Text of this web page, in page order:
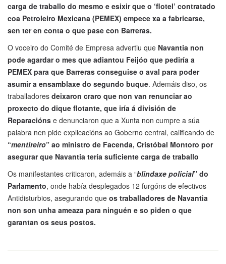
carga de traballo do mesmo e esixir que o ‘flotel’ contratado
coa Petroleiro Mexicana (PEMEX) empece xa a fabricarse,
sen ter en conta o que pase con Barreras.
O voceiro do Comité de Empresa advertiu que Navantia non
pode agardar o mes que adiantou Feijóo que pediría a
PEMEX para que Barreras conseguise o aval para poder
asumir a ensamblaxe do segundo buque. Ademáis diso, os
traballadores deixaron craro que non van renunciar ao
proxecto do dique flotante, que iría á división de
Reparacións e denunciaron que a Xunta non cumpre a súa
palabra nen pide explicacións ao Goberno central, calificando de
“mentireiro” ao ministro de Facenda, Cristóbal Montoro por
asegurar que Navantia tería suficiente carga de traballo
Os manifestantes criticaron, ademáis a “blindaxe policial” do
Parlamento, onde había desplegados 12 furgóns de efectivos
Antidisturbios, asegurando que os traballadores de Navantia
non son unha ameaza para ninguén e so piden o que
garantan os seus postos.